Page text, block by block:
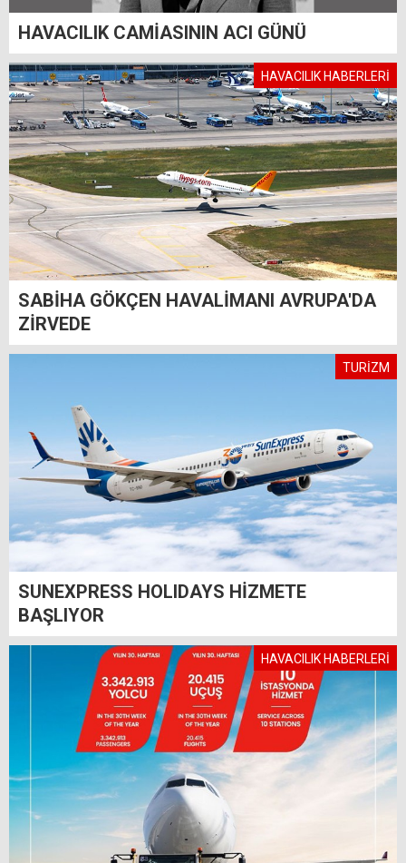
HAVACILIK CAMİASININ ACI GÜNÜ
HAVACILIK HABERLERİ
SABİHA GÖKÇEN HAVALİMANI AVRUPA'DA
ZİRVEDE
TURİZM
SUNEXPRESS HOLIDAYS HİZMETE
BAŞLIYOR
HAVACILIK HABERLERİ